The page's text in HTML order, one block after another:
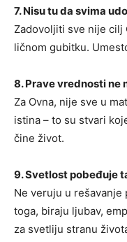
7. Nisu tu da svima
Zadovoljiti sve nije cilj
ličnom gubitku.
8. Prave vrednosti ne
Za Ovna, nije sve u
istina – to su stvari
čine život.
9. Svetlost pobeđuje
Ne veruju u rešavanje
toga, biraju ljubav,
za svetliju stranu